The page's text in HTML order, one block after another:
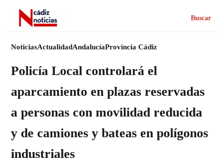
Buscar
NoticiasActualidadAndalucíaProvincia Cádiz
Policía Local controlará el
aparcamiento en plazas reservadas
a personas con movilidad reducida
y de camiones y bateas en polígonos
industriales